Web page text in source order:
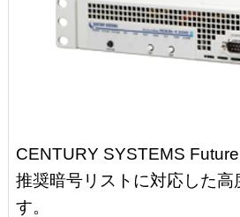
CENTURY SYSTEMS
推奨暗号リストに対応した
す。